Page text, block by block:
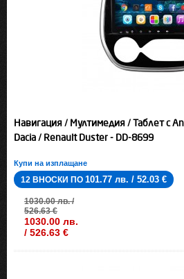
Навигация / Мултимедия / Таблет с
Dacia / Renault Duster - DD-8699
Купи на изплащане
12 ВНОСКИ ПО 101.77 лв. / 52.03 €
1030.00 лв. /
526.63 €
1030.00 лв.
/ 526.63 €